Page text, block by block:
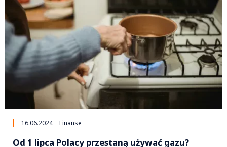
16.06.2024 Finanse
Od 1 lipca Polacy przestaną używać gazu?